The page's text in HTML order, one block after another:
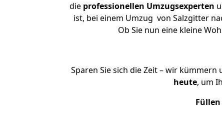
die professionellen Umzugsexperten
ist, bei einem Umzug von Salzgitter
Ob Sie nun eine kleine
Sparen Sie sich die Zeit – wir
heute, um